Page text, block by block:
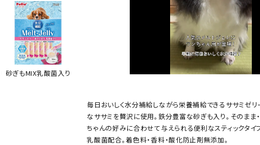
砂ぎもMIX乳酸菌入り
毎日おいしく水分補給しながら栄養補給できるササミゼリ
なササミを贅沢に使用。鉄分豊富な砂ぎも入り。そのまま
ちゃんの好みに合わせて与えられる便利なスティックタイ
乳酸菌配合。着色料・香料・酸化防止剤無添加。